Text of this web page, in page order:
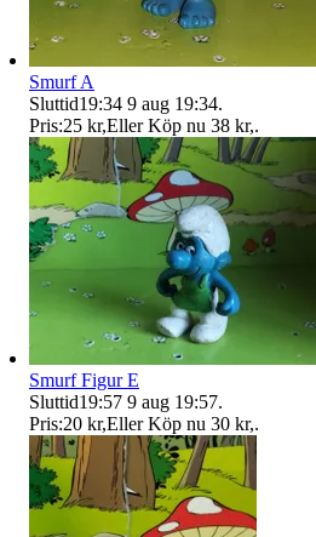
Smurf A
Sluttid19:34 9 aug 19:34.
Pris:25 kr,Eller Köp nu 38 kr,.
Smurf Figur E
Sluttid19:57 9 aug 19:57.
Pris:20 kr,Eller Köp nu 30 kr,.